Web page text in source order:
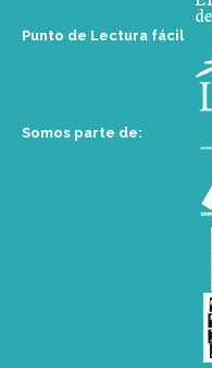
Punto de Lectura fácil
Somos parte de: